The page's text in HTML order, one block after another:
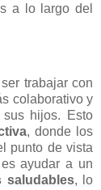
a lo largo del
trabajar con
colaborativo y
hijos. Esto
, donde los
punto de vista
ayudar a un
saludables, lo